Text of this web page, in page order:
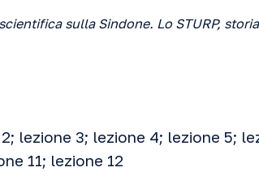
sulla Sindone. Lo STURP,
; lezione 3; lezione 4; lezione 5;
11; lezione 12